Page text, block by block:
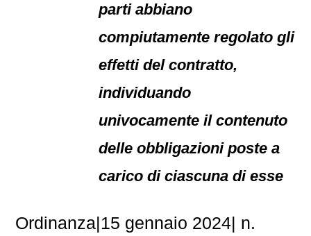
parti abbiano
compiutamente regolato gli
effetti del contratto,
individuando
univocamente il contenuto
delle obbligazioni poste a
carico di ciascuna di esse
Ordinanza|15 gennaio 2024| n.